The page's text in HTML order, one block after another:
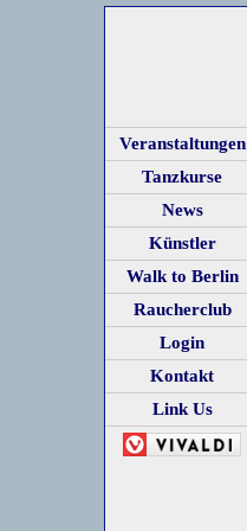
Veranstaltungen
Tanzkurse
News
Künstler
Walk to Berlin
Raucherclub
Login
Kontakt
Link Us